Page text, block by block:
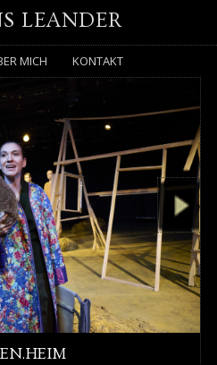
LEANDER
MICH KONTAKT